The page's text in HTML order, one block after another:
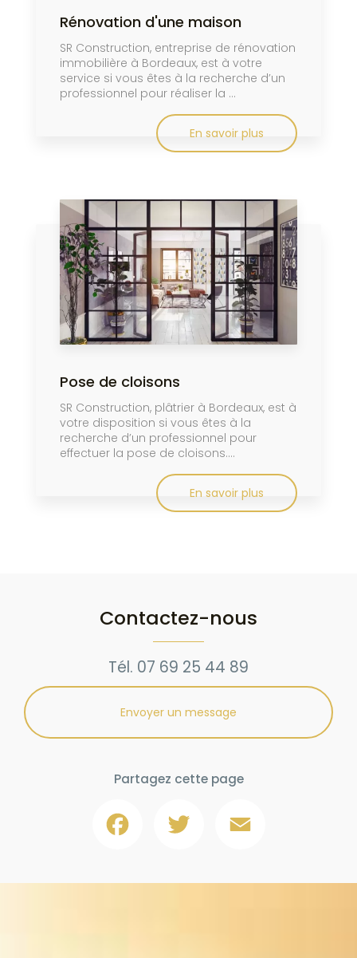
Rénovation d'une maison
SR Construction, entreprise de rénovation
immobilière à Bordeaux, est à votre
service si vous êtes à la recherche d’un
professionnel pour réaliser la ...
En savoir plus
Pose de cloisons
SR Construction, plâtrier à Bordeaux, est à
votre disposition si vous êtes à la
recherche d’un professionnel pour
effectuer la pose de cloisons....
En savoir plus
Contactez-nous
Tél. 07 69 25 44 89
Envoyer un message
Partagez cette page